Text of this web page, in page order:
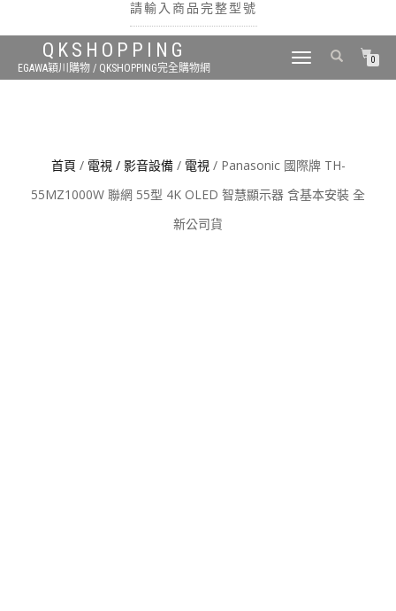
請輸入商品完整型號
QKSHOPPING
EGAWA穎川購物 / QKSHOPPING完全購物網
TOGGLE
0
首頁 / 電視 / 影音設備/ 電視/ Panasonic 國際牌 TH-
55MZ1000W 聯網 55型 4K OLED 智慧顯示器 含基本安裝 全
新公司貨